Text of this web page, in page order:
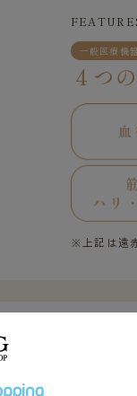
一般医療機器
４つ
※上記は遠